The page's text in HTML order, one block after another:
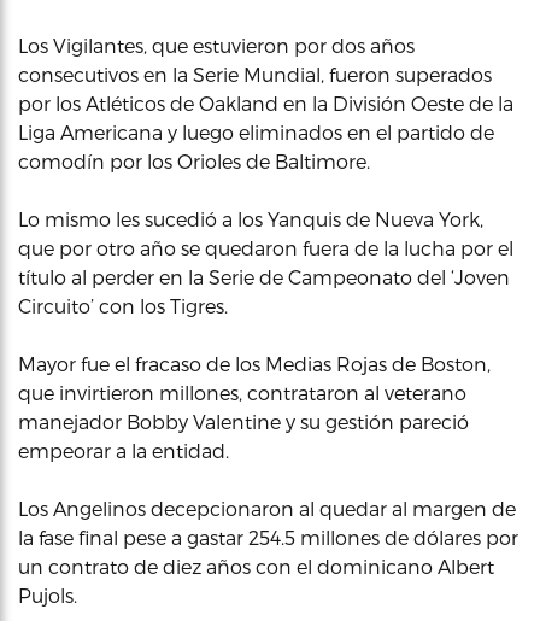
Los Vigilantes, que estuvieron por dos años
consecutivos en la Serie Mundial, fueron superados
por los Atléticos de Oakland en la División Oeste de la
Liga Americana y luego eliminados en el partido de
comodín por los Orioles de Baltimore.
Lo mismo les sucedió a los Yanquis de Nueva York,
que por otro año se quedaron fuera de la lucha por el
título al perder en la Serie de Campeonato del ‘Joven
Circuito’ con los Tigres.
Mayor fue el fracaso de los Medias Rojas de Boston,
que invirtieron millones, contrataron al veterano
manejador Bobby Valentine y su gestión pareció
empeorar a la entidad.
Los Angelinos decepcionaron al quedar al margen de
la fase final pese a gastar 254.5 millones de dólares por
un contrato de diez años con el dominicano Albert
Pujols.